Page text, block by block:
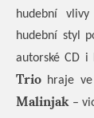
hudební
hudební styl
autorské CD i
Trio hraje ve
Malinjak –